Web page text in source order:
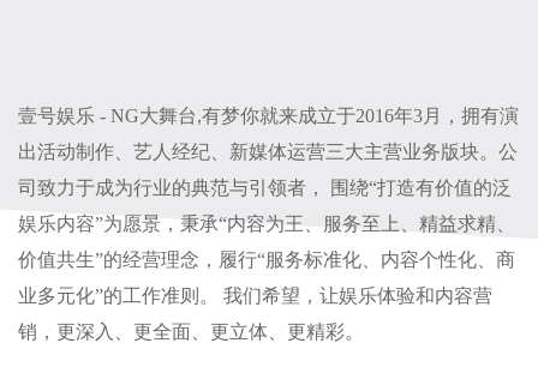
壹号娱乐 - NG大舞台,有梦你就来成立于2016年3月，拥有演
出活动制作、艺人经纪、新媒体运营三大主营业务版块。公
司致力于成为行业的典范与引领者， 围绕“打造有价值的泛
娱乐内容”为愿景，秉承“内容为王、服务至上、精益求精、
价值共生”的经营理念，履行“服务标准化、内容个性化、商
业多元化”的工作准则。 我们希望，让娱乐体验和内容营
销，更深入、更全面、更立体、更精彩。